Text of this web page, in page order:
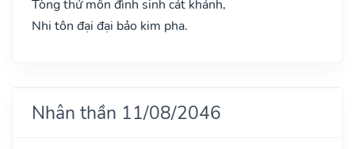
Tòng thử môn đình sinh cát khánh,
Nhi tôn đại đại bảo kim pha.
Nhân thần 11/08/2046